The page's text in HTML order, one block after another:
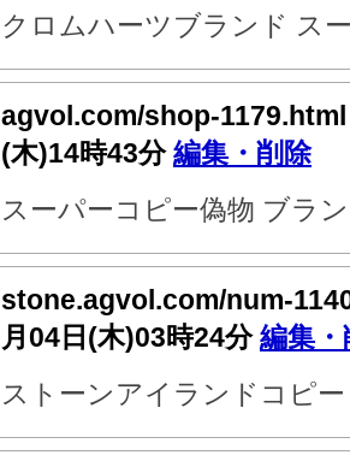
クロムハーツブランド ス
agvol.com/shop-
(木)14時43分編集・削除
スーパーコピー偽物 ブラ
stone.agvol.com/num-
月04日(木)03時24分編集・
ストーンアイランドコピ